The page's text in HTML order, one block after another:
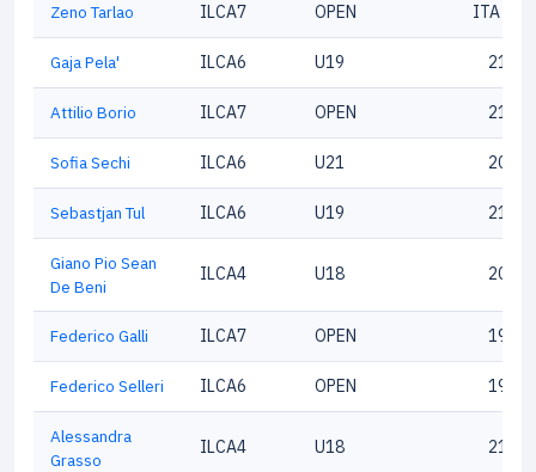
Zeno Tarlao ILCA7 OPEN ITA
Gaja Pela' ILCA6 U19
Attilio Borio ILCA7 OPEN
Sofia Sechi ILCA6 U21
Sebastjan Tul ILCA6 U19
Giano Pio Sean
De Beni
ILCA4 U18
Federico Galli ILCA7 OPEN
Federico Selleri ILCA6 OPEN
Alessandra
Grasso
ILCA4 U18